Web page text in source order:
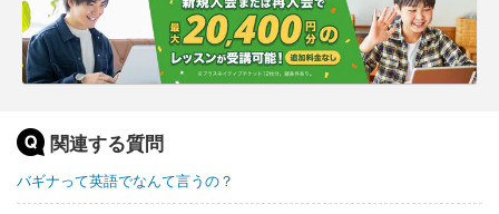
関連する質問
バギナって英語でなんて言うの？